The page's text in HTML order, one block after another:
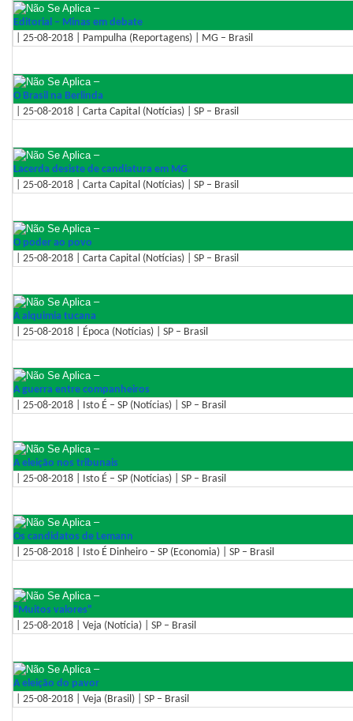
–
Editorial – Minas em debate
| 25-08-2018 | Pampulha (Reportagens) | MG – Brasil
–
O Brasil na Berlinda
| 25-08-2018 | Carta Capital (Notícias) | SP – Brasil
–
Lacerda desiste de candiatura em MG
| 25-08-2018 | Carta Capital (Notícias) | SP – Brasil
–
O poder ao povo
| 25-08-2018 | Carta Capital (Notícias) | SP – Brasil
–
A alquimia tucana
| 25-08-2018 | Época (Notícias) | SP – Brasil
–
A guerra entre companheiros
| 25-08-2018 | Isto É – SP (Notícias) | SP – Brasil
–
A eleição nos tribunais
| 25-08-2018 | Isto É – SP (Notícias) | SP – Brasil
–
Os candidatos de Lemann
| 25-08-2018 | Isto É Dinheiro – SP (Economia) | SP – Brasil
–
"Muitos valores"
| 25-08-2018 | Veja (Notícia) | SP – Brasil
–
A eleição do pavor
| 25-08-2018 | Veja (Brasil) | SP – Brasil